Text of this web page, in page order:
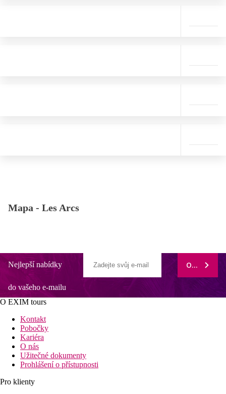
Mapa - Les Arcs
Nejlepší nabídky
do vašeho e-mailu
ODEBÍRAT
O EXIM tours
Kontakt
Pobočky
Kariéra
O nás
Užitečné dokumenty
Prohlášení o přístupnosti
Pro klienty